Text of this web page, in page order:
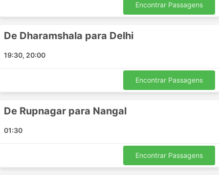
Karnal
Nagrota Bagwan
Ambala Cantt Haryana
Bhuntar
Nangal
Bir Himachal Pradesh
Encontrar Passagens
De Dharamshala para Delhi
19:30, 20:00
Encontrar Passagens
De Rupnagar para Nangal
01:30
Encontrar Passagens